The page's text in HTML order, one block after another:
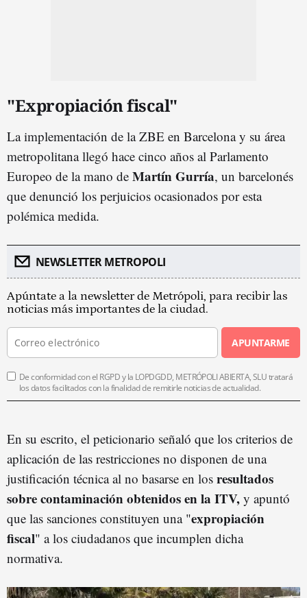
"Expropiación fiscal"
La implementación de la ZBE en Barcelona y su área
metropolitana llegó hace cinco años al Parlamento
Europeo de la mano de Martín Gurría, un barcelonés
que denunció los perjuicios ocasionados por esta
polémica medida.
NEWSLETTER METROPOLI
Apúntate a la newsletter de Metrópoli, para recibir las
noticias más importantes de la ciudad.
APUNTARME
De conformidad con el RGPD y la LOPDGDD, METRÓPOLI ABIERTA, SLU tratará
los datos facilitados con la finalidad de remitirle noticias de actualidad.
En su escrito, el peticionario señaló que los criterios de
aplicación de las restricciones no disponen de una
justificación técnica al no basarse en los resultados
sobre contaminación obtenidos en la ITV, y apuntó
que las sanciones constituyen una "expropiación
fiscal" a los ciudadanos que incumplen dicha
normativa.